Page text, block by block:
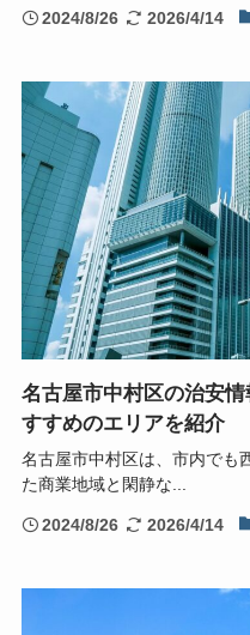
2024/8/26 2026/4/14
名古屋市中村区の治安
すすめのエリアを紹介
名古屋市中村区は、市内でも
た商業地域と閑静な...
2024/8/26 2026/4/14